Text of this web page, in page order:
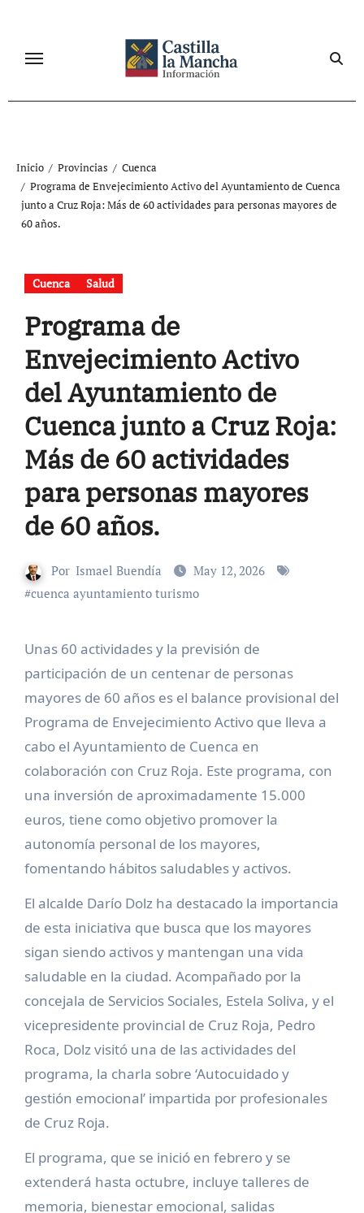
contenido
Inicio Provincias
Cuenca
Programa de Envejecimiento Activo del Ayuntamiento de Cuenca
junto a Cruz Roja: Más de 60 actividades para personas mayores de
60 años.
Cuenca Salud
Programa de
Envejecimiento Activo
del Ayuntamiento de
Cuenca junto a Cruz Roja:
Más de 60 actividades
para personas mayores
de 60 años.
Por Ismael Buendía
May 12, 2026
#cuenca ayuntamiento turismo
Unas 60 actividades y la previsión de
participación de un centenar de personas
mayores de 60 años es el balance provisional del
Programa de Envejecimiento Activo que lleva a
cabo el Ayuntamiento de Cuenca en
colaboración con Cruz Roja. Este programa, con
una inversión de aproximadamente 15.000
euros, tiene como objetivo promover la
autonomía personal de los mayores,
fomentando hábitos saludables y activos.
El alcalde Darío Dolz ha destacado la importancia
de esta iniciativa que busca que los mayores
sigan siendo activos y mantengan una vida
saludable en la ciudad. Acompañado por la
concejala de Servicios Sociales, Estela Soliva, y el
vicepresidente provincial de Cruz Roja, Pedro
Roca, Dolz visitó una de las actividades del
programa, la charla sobre ‘Autocuidado y
gestión emocional’ impartida por profesionales
de Cruz Roja.
El programa, que se inició en febrero y se
extenderá hasta octubre, incluye talleres de
memoria, bienestar emocional, salidas